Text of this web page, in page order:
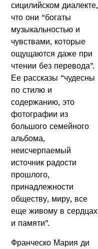
сицилийском диалекте,
что они “богаты
музыкальностью и
чувствами, которые
ощущаются даже при
чтении без перевода”.
Ее рассказы “чудесны
по стилю и
содержанию, это
фотографии из
большого семейного
альбома,
неисчерпаемый
источник радости
прошлого,
принадлежности
обществу, миру, все
еще живому в сердцах
и памяти”.
Франческо Мария ди